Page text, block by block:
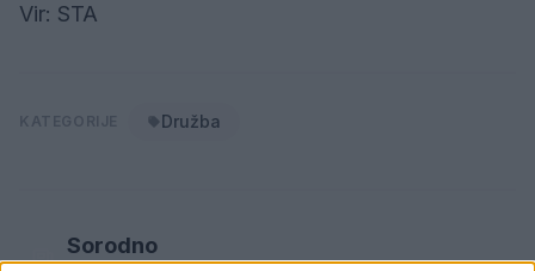
Vir: STA
Družba
Sorodno